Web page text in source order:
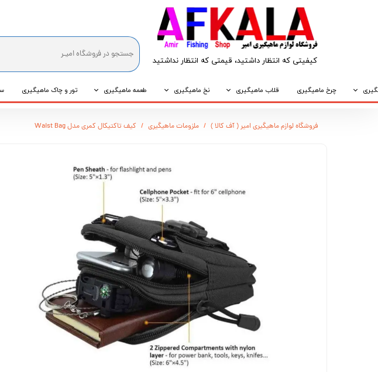
کیفیتی که انتظار داشتید، قیمتی که انتظار نداشتید​​​​​​​
چرخ ماهیگیری قلاب ماهیگیری نخ ماهیگیری طعمه ماهیگیری تور و چاک ماهیگیری
فروشگاه لوازم ماهیگیری امیر ( آف کالا ) ملزومات ماهیگیری کیف تاکتیکال کمری مدل Waist Bag